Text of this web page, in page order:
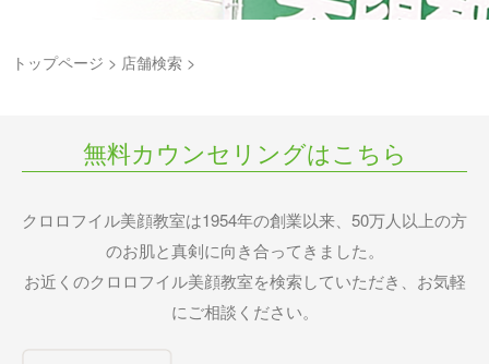
トップページ 店舗検索
無料カウンセリングはこちら
クロロフイル美顔教室は1954年の創業以来、50万人以上の方
のお肌と真剣に向き合ってきました。
お近くのクロロフイル美顔教室を検索していただき、お気軽
にご相談ください。